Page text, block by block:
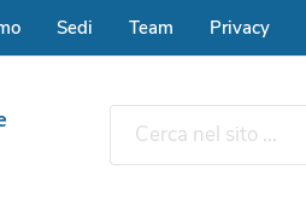
Sedi Team Privacy